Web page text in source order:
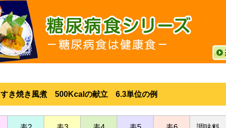
すき焼き風煮 500Kcalの献立 6.3単位の例